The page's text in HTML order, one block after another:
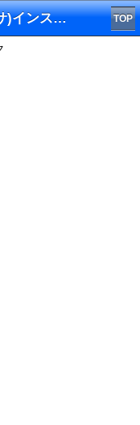
伊藤美紀(INAC神戸レオネッサ)インスタグラム TOP